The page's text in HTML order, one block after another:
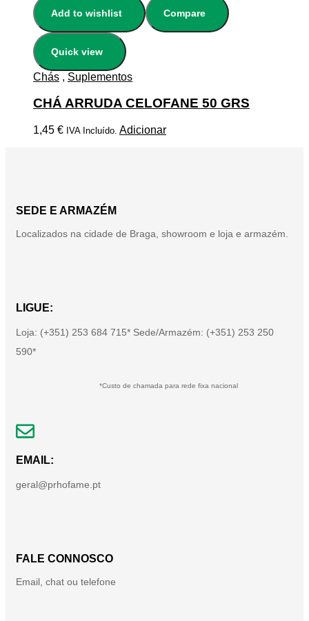
Add to wishlist Compare
Quick view
Chás , Suplementos
CHÁ ARRUDA CELOFANE 50 GRS
1,45 € IVA Incluído. Adicionar
SEDE E ARMAZÉM
Localizados na cidade de Braga, showroom e loja e armazém.
LIGUE:
Loja: (+351) 253 684 715* Sede/Armazém: (+351) 253 250
590*
*Custo de chamada para rede fixa nacional
EMAIL:
geral@prhofame.pt
FALE CONNOSCO
Email, chat ou telefone